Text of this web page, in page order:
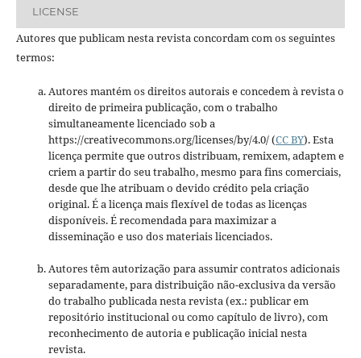
LICENSE
Autores que publicam nesta revista concordam com os seguintes
termos:
Autores mantém os direitos autorais e concedem à revista o
direito de primeira publicação, com o trabalho
simultaneamente licenciado sob a
https://creativecommons.org/licenses/by/4.0/ (CC BY). Esta
licença permite que outros distribuam, remixem, adaptem e
criem a partir do seu trabalho, mesmo para fins comerciais,
desde que lhe atribuam o devido crédito pela criação
original. É a licença mais flexível de todas as licenças
disponíveis. É recomendada para maximizar a
disseminação e uso dos materiais licenciados.
Autores têm autorização para assumir contratos adicionais
separadamente, para distribuição não-exclusiva da versão
do trabalho publicada nesta revista (ex.: publicar em
repositório institucional ou como capítulo de livro), com
reconhecimento de autoria e publicação inicial nesta
revista.